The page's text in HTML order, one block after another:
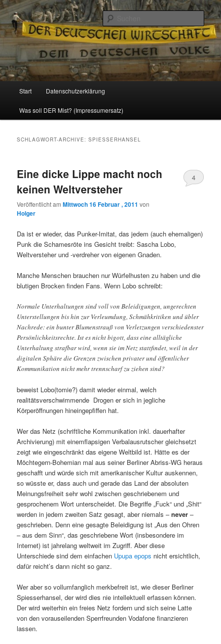
Reizzentrum
Politik, Wirtschaft, Soziales und Gesellschaft
Zum
Inhalt
Zum
sekundären
Start Datenschutzerklärung
Was soll DER Mist? (Impressumersatz)
SCHLAGWORT-ARCHIVE:SPIESSERHANSEL
Eine dicke Lippe macht noch
keinen Weltversteher
Veröffentlicht amMittwoch 16 Februar , 2011 von
Holger
4
Da ist er wieder, das Punker-Imitat, das jedem (auch ehemaligen)
Punk die Schamesröte ins Gesicht treibt: Sascha Lobo,
Weltversteher und -verdreher von eigenen Gnaden.
Manche Menschen brauchen nur Würfelhusten zu haben und die
blutigen Brocken finden Fans. Wenn Lobo schreibt:
Normale Unterhaltungen sind voll von Beleidigungen, ungerechten
Unterstellungen bis hin zur Verleumdung, Schmähkritiken und übler
Nachrede: ein bunter Blumenstrauß von Verletzungen verschiedenster
Persönlichkeitsrechte. Ist es nicht bigott, dass eine alltägliche
Unterhaltung strafbar wird, wenn sie im Netz stattfindet, weil in der
digitalen Sphäre die Grenzen zwischen privater und öffentlicher
Kommunikation nicht mehr trennscharf zu ziehen sind?
beweist Lobo(tomie?) damit wieder einmal, welch
realitätsverschwimmende Drogen er sich in jegliche
Körperöffnungen hineingepfiffen hat.
Wer das Netz (schriftliche Kommunikation inkl. dauerhafter
Archivierung) mit einemflapsigen Verbalausrutscher gleichsetzt
zeigt wie eingeschränkt das eigene Weltbild ist. Hätte es der
Möchtegern-Bohemian mal aus seiner Berliner Abriss-WG heraus
geschafft und würde sich mit amerikanischer Kultur auskennen,
so wüsste er, dass auch und gerade das Land der absoluten
Meinungsfreiheit sehr wohl zwischen geschriebenem und
gesprochenem Wort unterscheidet. Die Begriffe „Fuck“ und „Shit“
werden in jedem zweiten Satz gesagt, aber niemals –never –
geschrieben. Denn eine gesagte Beleidigung ist „Aus den Ohren
– aus dem Sinn“, das geschriebene Wort (insbesondere im
Internet) ist jahrelang weltweit im Zugriff. Aber diese
Unterschiede sind dem einfachen Upupa epops nicht ersichtlich,
dafür reicht’s dann nicht so ganz.
Wer aber so vollumfanglich merkbefreit ist, wie dieser Berliner
Spiesserhansel, der wird dies nie intellektuell erfassen können.
Der wird weiterhin ein freies Netz fordern und sich seine Latte
von den vorauseilenden Sperrfreunden Vodafone finanzieren
lassen.